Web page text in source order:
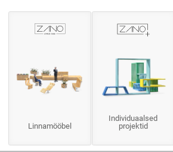
Linnamööbel
Individuaalsed
projektid